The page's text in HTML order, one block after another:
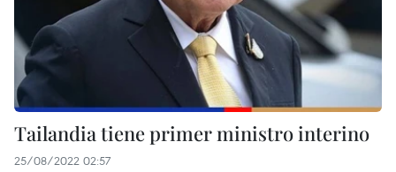
Tailandia tiene primer ministro interino
25/08/2022 02:57